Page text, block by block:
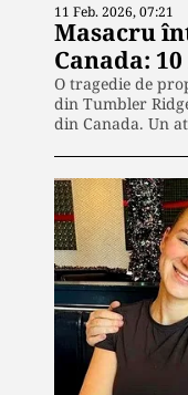
11 Feb. 2026, 07:21
Masacru
Canada:
O tragedie de
din Tumbler
din Canada. Un